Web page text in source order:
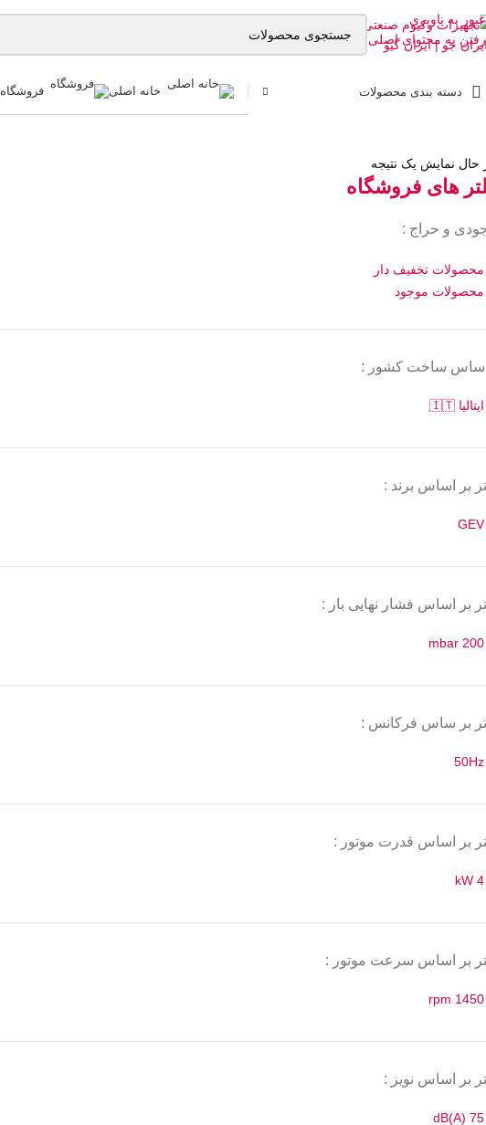
عبور به ناوبری
رفتن به محتوای اصلی
دسته بندی محصولات خانه اصلی فروشگاه
حال نمایش یک نتیجه
های فروشگاه
و حراج :
محصولات تخفیف دار
محصولات موجود
اساس ساخت کشور :
ایتالیا 🇮🇹
بر اساس برند :
GEV
بر اساس فشار نهایی بار :
200 mbar
بر ساس فرکانس :
50Hz
بر اساس قدرت موتور :
4 kW
بر اساس سرعت موتور :
1450 rpm
بر اساس نویز :
75 dB(A)